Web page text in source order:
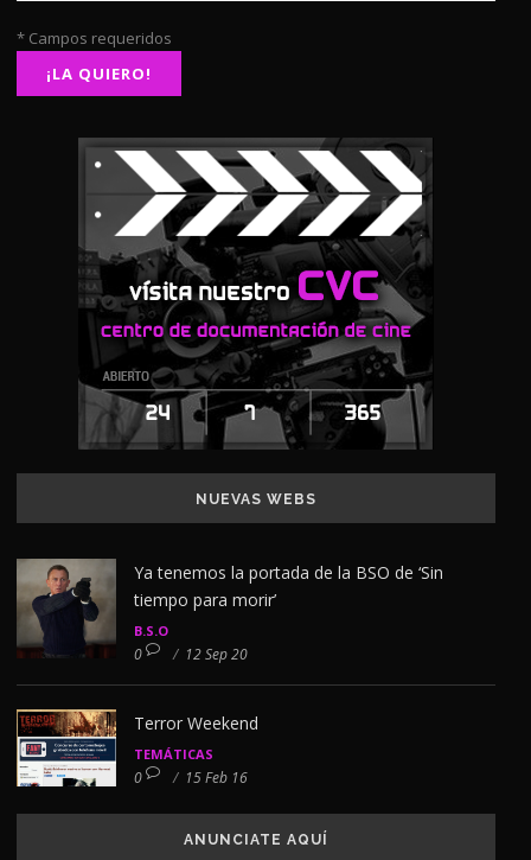
* Campos requeridos
NUEVAS WEBS
Ya tenemos la portada de la BSO de ‘Sin
tiempo para morir’
B.S.O
0 / 12 Sep 20
Terror Weekend
TEMÁTICAS
0 / 15 Feb 16
ANUNCIATE AQUÍ